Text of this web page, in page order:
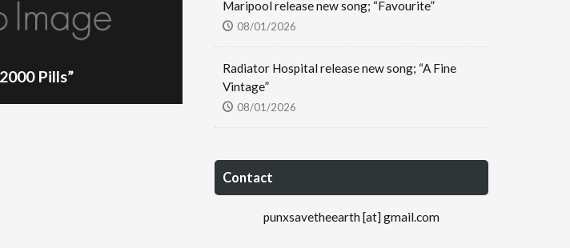
Pills”
Maripool release new song; “Favourite”
08/01/2026
Radiator Hospital release new song; “A Fine
Vintage”
08/01/2026
Contact
punxsavetheearth [at] gmail.com